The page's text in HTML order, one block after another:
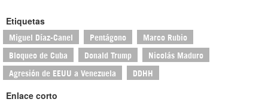
Etiquetas
Miguel Díaz-Canel Pentágono Marco Rubio
Bloqueo de Cuba Donald Trump Nicolás Maduro
Agresión de EEUU a Venezuela DDHH
Enlace corto